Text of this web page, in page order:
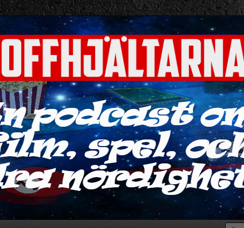
nördigheter